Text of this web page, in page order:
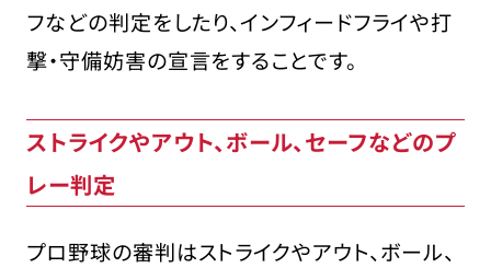
フなどの判定をしたり、インフィードフライや打
撃・守備妨害の宣言をすることです。
ストライクやアウト、ボール、セーフなどのプ
レー判定
プロ野球の審判はストライクやアウト、ボール、